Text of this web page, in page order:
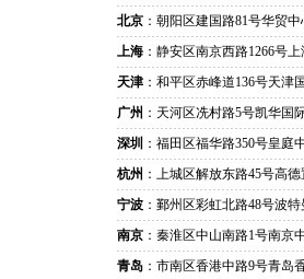
北京 ：朝阳区建国路81号华贸
上海 ：静安区南京西路1266号
天津 ：和平区赤峰道136号天津
广州 ：天河区冼村路5号凯华国
深圳 ：福田区福华路350号皇庭
杭州 ：上城区解放东路45号高
宁波 ：鄞州区彩虹北路48号波
南京 ：秦淮区中山南路1号南京
青岛 ：市南区香港中路9号青岛